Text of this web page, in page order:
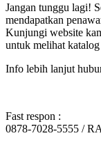
Jangan tunggu lagi!
mendapatkan
Kunjungi website
untuk melihat
Info lebih lanjut
Fast respon :
0878-7028-5555 /